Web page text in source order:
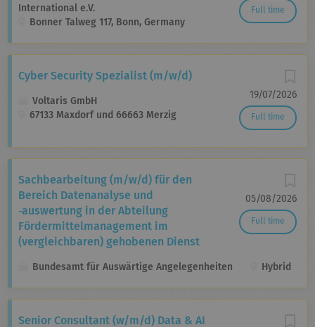
Full time
International e.V.
Bonner Talweg 117, Bonn, Germany
19/07/2026
Full time
Cyber Security Spezialist (m/w/d)
Voltaris GmbH
67133 Maxdorf und 66663 Merzig
05/08/2026
Full time
Sachbearbeitung (m/w/d) für den
Bereich Daten­analyse und
‑auswertung in der Abteilung
Fördermittel­management im
(vergleichbaren) gehobenen Dienst
Bundesamt für Auswärtige Angelegenheiten Hybrid
Senior Consultant (w/m/d) Data & AI